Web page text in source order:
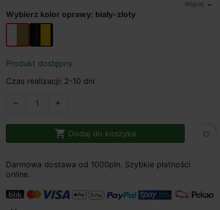
Więcej expand_more
Wybierz kolor oprawy: biały-złoty
biały-złotyczarny-złoty
Produkt dostępny
Czas realizacji: 2-10 dni
 
 Dodaj do koszyka favorite_border
Darmowa dostawa od 1000pln. Szybkie płatności
online.